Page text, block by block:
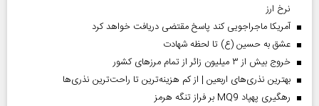
نرخ ارز
آمریکا ماجراجویی کند پاسخ مقتضی دریافت خواهد کرد
عشق به حسین (ع) تا لحظه شهادت
خروج بیش از ۳ میلیون زائر از تمام مرز‌های کشور
بهترین نذری‌های اربعین | از کم هزینه‌ترین تا راحت‌ترین نذری‌ها
رهگیری پهپاد MQ9 بر فراز تنگه هرمز